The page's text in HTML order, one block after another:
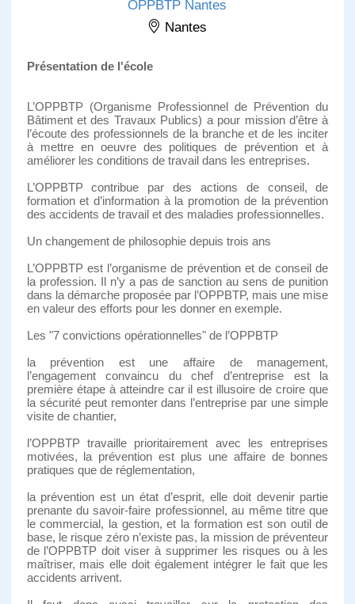
OPPBTP Nantes
Nantes
Présentation de l'école
L’OPPBTP (Organisme Professionnel de Prévention du
Bâtiment et des Travaux Publics) a pour mission d’être à
l’écoute des professionnels de la branche et de les inciter
à mettre en oeuvre des politiques de prévention et à
améliorer les conditions de travail dans les entreprises.
L’OPPBTP contribue par des actions de conseil, de
formation et d’information à la promotion de la prévention
des accidents de travail et des maladies professionnelles.
Un changement de philosophie depuis trois ans
L’OPPBTP est l’organisme de prévention et de conseil de
la profession. Il n’y a pas de sanction au sens de punition
dans la démarche proposée par l’OPPBTP, mais une mise
en valeur des efforts pour les donner en exemple.
Les "7 convictions opérationnelles" de l’OPPBTP
la prévention est une affaire de management,
l’engagement convaincu du chef d’entreprise est la
première étape à atteindre car il est illusoire de croire que
la sécurité peut remonter dans l’entreprise par une simple
visite de chantier,
l’OPPBTP travaille prioritairement avec les entreprises
motivées, la prévention est plus une affaire de bonnes
pratiques que de réglementation,
la prévention est un état d’esprit, elle doit devenir partie
prenante du savoir-faire professionnel, au même titre que
le commercial, la gestion, et la formation est son outil de
base, le risque zéro n’existe pas, la mission de préventeur
de l’OPPBTP doit viser à supprimer les risques ou à les
maîtriser, mais elle doit également intégrer le fait que les
accidents arrivent.